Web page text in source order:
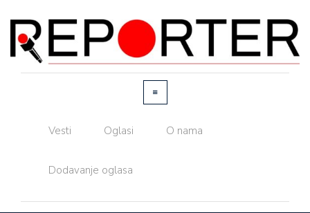
Vesti Oglasi O nama
Dodavanje oglasa